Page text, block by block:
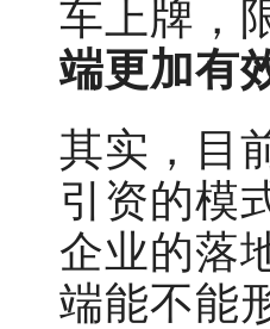
车上牌，
端更加有
其实，目
引资的模
企业的落
端能不能